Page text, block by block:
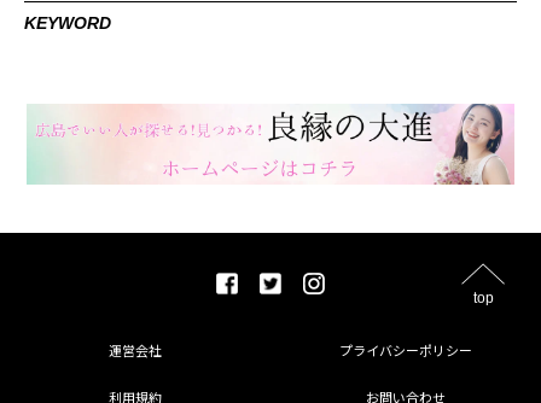
KEYWORD
top
運営会社 プライバシーポリシー
利用規約 お問い合わせ